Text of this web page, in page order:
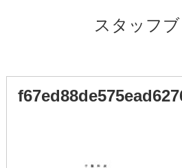
スタッフ